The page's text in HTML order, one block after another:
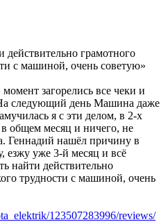
действительно грамотного
с машиной, очень советую»
загорелись все чеки и
следующий день Машина даже
я с эти делом, в 2-х
общем месяц и ничего, не
Геннадий нашёл причину в
езжу уже 3-й месяц и всё
найти действительно
трудности с машиной, очень
123507283996/reviews/